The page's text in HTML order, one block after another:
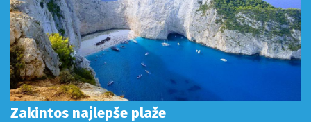
Zakintos najlepše plaže